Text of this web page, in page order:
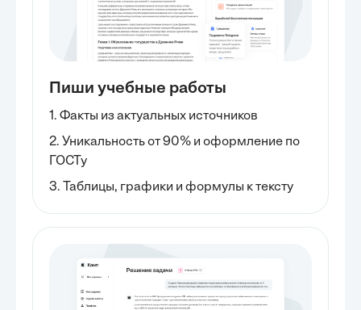
Пиши учебные работы
1. Факты из актуальных источников
2. Уникальность от 90% и оформление по
ГОСТу
3. Таблицы, графики и формулы к тексту